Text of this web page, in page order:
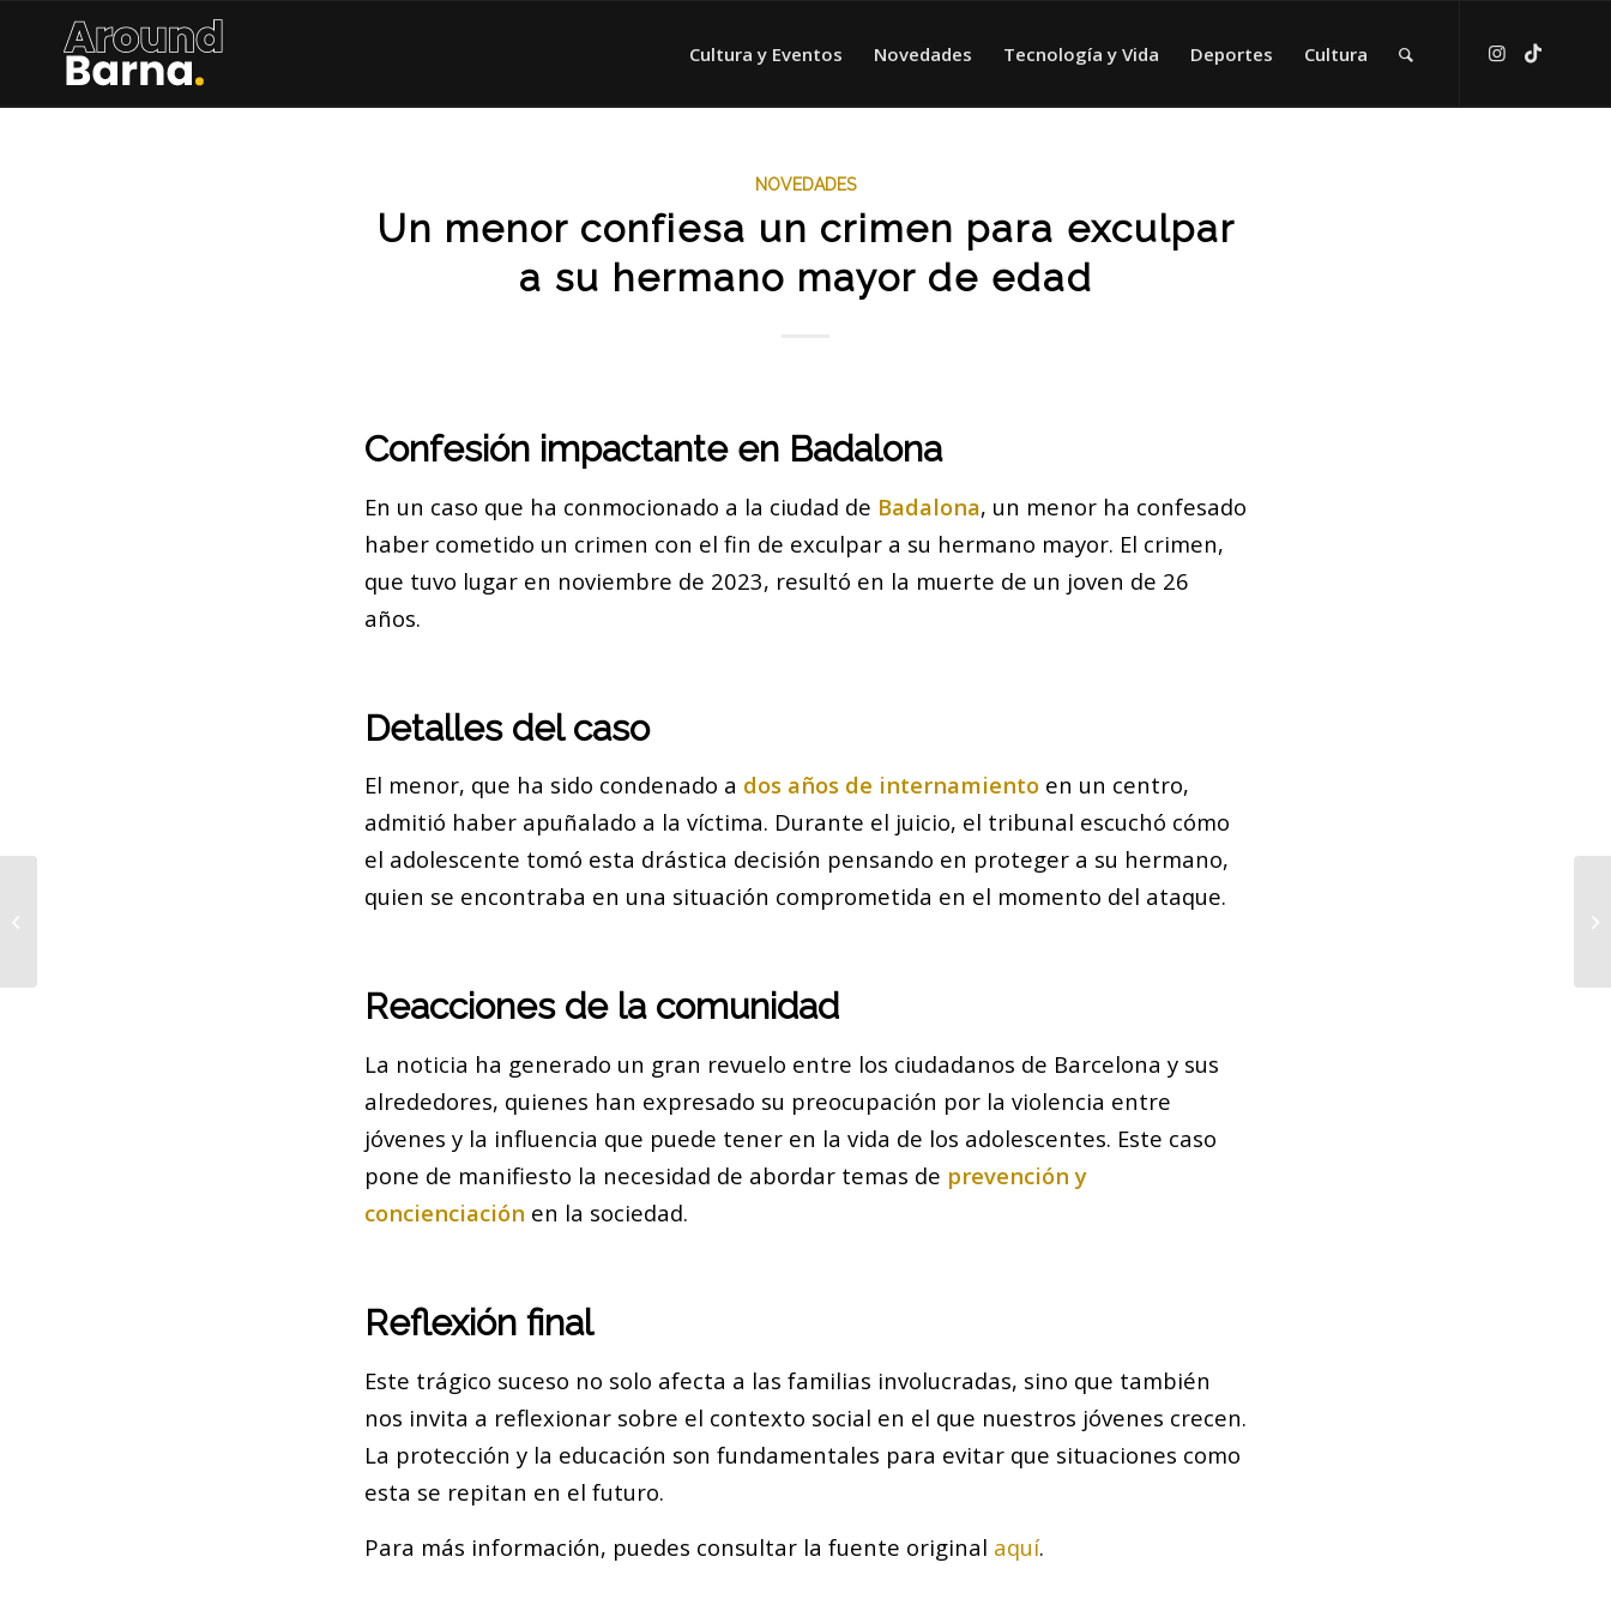
Cultura y Eventos Novedades Tecnología y Vida Deportes Cultura
NOVEDADES
Un menor confiesa un crimen para exculpar
a su hermano mayor de edad
Confesión impactante en Badalona
En un caso que ha conmocionado a la ciudad de Badalona, un menor ha confesado
haber cometido un crimen con el fin de exculpar a su hermano mayor. El crimen,
que tuvo lugar en noviembre de 2023, resultó en la muerte de un joven de 26
años.
Detalles del caso
El menor, que ha sido condenado a dos años de internamiento en un centro,
admitió haber apuñalado a la víctima. Durante el juicio, el tribunal escuchó cómo
el adolescente tomó esta drástica decisión pensando en proteger a su hermano,
quien se encontraba en una situación comprometida en el momento del ataque.
Reacciones de la comunidad
La noticia ha generado un gran revuelo entre los ciudadanos de Barcelona y sus
alrededores, quienes han expresado su preocupación por la violencia entre
jóvenes y la influencia que puede tener en la vida de los adolescentes. Este caso
pone de manifiesto la necesidad de abordar temas de prevención y
concienciación en la sociedad.
Reflexión final
Este trágico suceso no solo afecta a las familias involucradas, sino que también
nos invita a reflexionar sobre el contexto social en el que nuestros jóvenes crecen.
La protección y la educación son fundamentales para evitar que situaciones como
esta se repitan en el futuro.
Para más información, puedes consultar la fuente original aquí.